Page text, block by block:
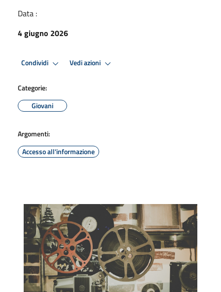
Data :
4 giugno 2026
Condividi Vedi azioni
Categorie:
Giovani
Argomenti:
Accesso all'informazione